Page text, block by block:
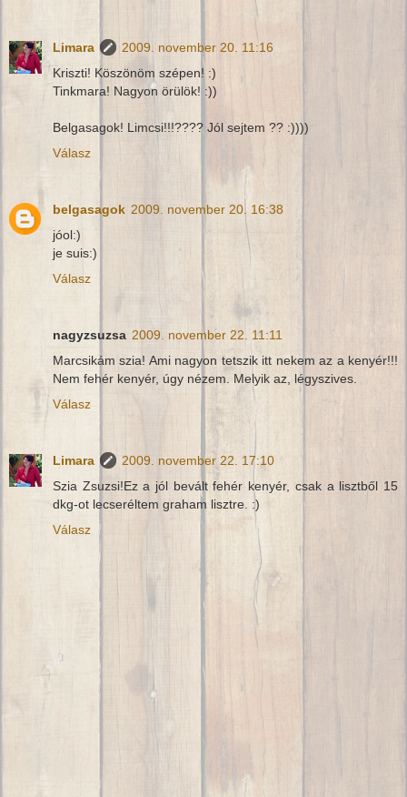
Limara
2009. november 20. 11:16
Kriszti! Köszönöm szépen! :)
Tinkmara! Nagyon örülök! :))
Belgasagok! Limcsi!!!???? Jól sejtem ?? :))))
Válasz
belgasagok 2009. november 20. 16:38
jóol:)
je suis:)
Válasz
nagyzsuzsa 2009. november 22. 11:11
Marcsikám szia! Ami nagyon tetszik itt nekem az a kenyér!!!
Nem fehér kenyér, úgy nézem. Melyik az, légyszives.
Válasz
Limara
2009. november 22. 17:10
Szia Zsuzsi!Ez a jól bevált fehér kenyér, csak a lisztből 15
dkg-ot lecseréltem graham lisztre. :)
Válasz